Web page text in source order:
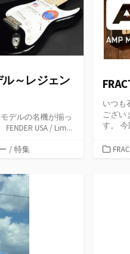
ル～レジェン
デルの名機が揃っ
USA / Lim...
/ 特集
いつも
ござい
す。 今
カ